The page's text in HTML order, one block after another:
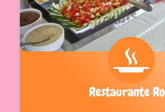
Restaurante